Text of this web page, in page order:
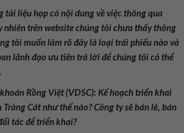
tài liệu họp có nội dung về việc thông qua
nhiên trên website chúng tôi chưa thấy thông
tôi muốn làm rõ đây là loại trái phiếu nào và
lãnh đạo ưu tiên trả lời để chúng tôi có thể
Rồng Việt (VDSC): Kế hoạch triển khai
Cát như thế nào? Công ty sẽ bán lẻ, bán
tác để triển khai?